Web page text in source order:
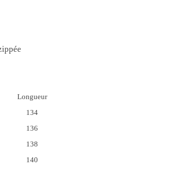
Longueur
134
136
138
140